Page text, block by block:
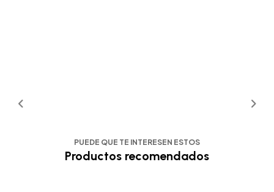
PUEDE QUE TE INTERESEN ESTOS
Productos recomendados